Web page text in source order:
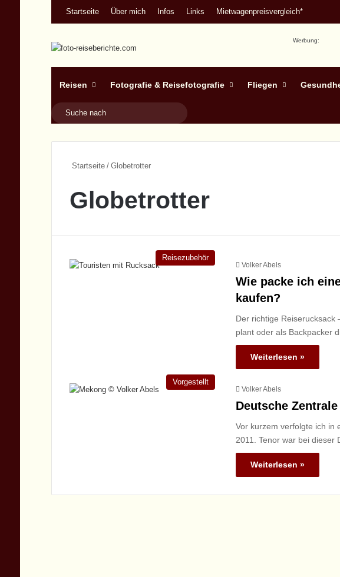
Startseite Über mich Infos Links Mietwagenpreisvergleich*
Werbung:
Reisen Fotografie & Reisefotografie Fliegen
Startseite / Globetrotter
Globetrotter
Reisezubehör
Volker Abels
Wie packe ich
kaufen?
Der richtige Reiserucksack
plant oder als Backpacker
Weiterlesen »
Vorgestellt
Volker Abels
Deutsche
Vor kurzem verfolgte ich in
2011. Tenor war bei dieser
Weiterlesen »